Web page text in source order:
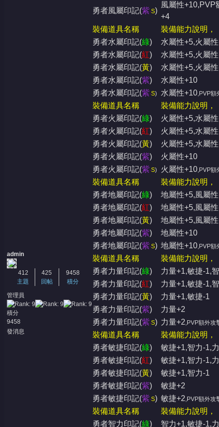
admin
412
主題
425
回帖
9458
積分
管理員
積分
9458
發消息
勇者風屬印記(紫‧S)
風屬性+10,PVP
+4
裝備道具名稱
裝備能力說明，
勇者水屬印記(綠)
水屬性+5,火屬
勇者水屬印記(紅)
水屬性+5,火屬
勇者水屬印記(黃)
水屬性+5,火屬
勇者水屬印記(紫)
水屬性+10
勇者水屬印記(紫‧S) 水屬性+10,PVP額
裝備道具名稱
裝備能力說明，
勇者火屬印記(綠)
火屬性+5,水屬
勇者火屬印記(紅)
火屬性+5,水屬
勇者火屬印記(黃)
火屬性+5,水屬
勇者火屬印記(紫)
火屬性+10
勇者火屬印記(紫‧S) 火屬性+10,PVP額
裝備道具名稱
裝備能力說明，
勇者地屬印記(綠)
地屬性+5,風屬
勇者地屬印記(紅)
地屬性+5,風屬
勇者地屬印記(黃)
地屬性+5,風屬
勇者地屬印記(紫)
地屬性+10
勇者地屬印記(紫‧S) 地屬性+10,PVP額
裝備道具名稱
裝備能力說明，
勇者力量印記(綠)
力量+1,敏捷-1,
勇者力量印記(紅)
力量+1,敏捷-1,
勇者力量印記(黃)
力量+1,敏捷-1
勇者力量印記(紫)
力量+2
勇者力量印記(紫‧S) 力量+2,PVP額外攻
裝備道具名稱
裝備能力說明，
勇者敏捷印記(綠)
敏捷+1,智力-1,
勇者敏捷印記(紅)
敏捷+1,智力-1,
勇者敏捷印記(黃)
敏捷+1,智力-1
勇者敏捷印記(紫)
敏捷+2
勇者敏捷印記(紫‧S) 敏捷+2,PVP額外攻
裝備道具名稱
裝備能力說明，
勇者智力印記(綠) 智力+1,敏捷-1,